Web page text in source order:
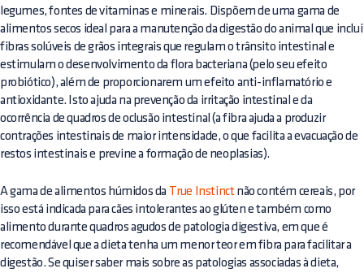
legumes, fontes de vitaminas e minerais. Dispõem de uma gama de
alimentos secos ideal para a manutenção da digestão do animal que inclui
fibras solúveis de grãos integrais que regulam o trânsito intestinal e
estimulam o desenvolvimento da flora bacteriana (pelo seu efeito
probiótico), além de proporcionarem um efeito anti-inflamatório e
antioxidante. Isto ajuda na prevenção da irritação intestinal e da
ocorrência de quadros de oclusão intestinal (a fibra ajuda a produzir
contrações intestinais de maior intensidade, o que facilita a evacuação de
restos intestinais e previne a formação de neoplasias).
A gama de alimentos húmidos da True Instinctnão contém cereais, por
isso está indicada para cães intolerantes ao glúten e também como
alimento durante quadros agudos de patologia digestiva, em que é
recomendável que a dieta tenha um menor teor em fibra para facilitar a
digestão. Se quiser saber mais sobre as patologias associadas à dieta,